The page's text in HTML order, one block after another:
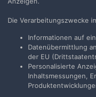
https://www.imax.com/
Man sieht da am Ende
IMAX Optiken besteht.
Aber auch die Phantom
5Perf und ist dazu
Sachen Bildqualität und
hinterher hinkt. Man kann
Die Verarbeitungszwecke
Informationen auf
Datenübermittlung
der EU
Personalisierte
Inhaltsmessungen,